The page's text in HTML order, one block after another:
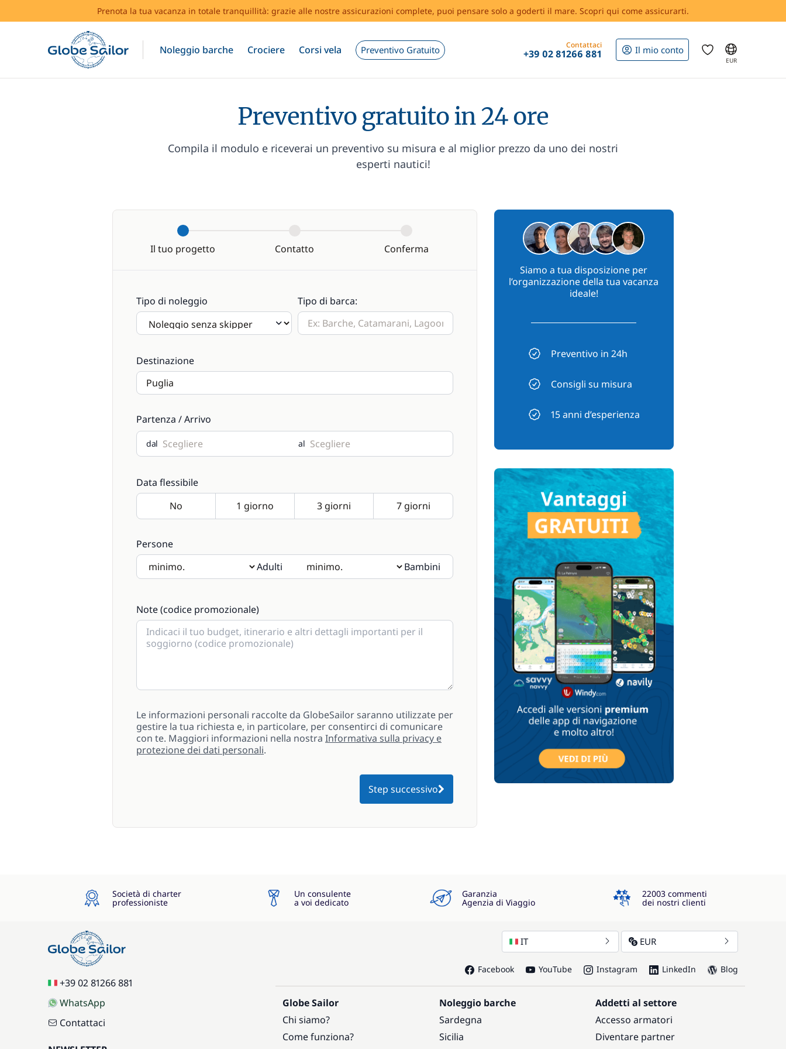
Prenota la tua vacanza in totale tranquillità: grazie alle nostre assicurazioni complete, puoi pensare solo a goderti il mare. Scopri qui come assicurarti.
Noleggio barche Crociere Corsi vela Preventivo Gratuito Contattaci
+39 02 81266 881 Il mio conto
EUR
Preventivo gratuito in 24 ore
Compila il modulo e riceverai un preventivo su misura e al miglior prezzo da uno dei nostri
esperti nautici!
Il tuo progetto Contatto Conferma
Tipo di noleggio Tipo di barca:
Destinazione
Partenza / Arrivo
dal al
Data flessibile
Persone
Adulti
Bambini
Note (codice promozionale)
Le informazioni personali raccolte da GlobeSailor saranno utilizzate per
gestire la tua richiesta e, in particolare, per consentirci di comunicare
con te. Maggiori informazioni nella nostra Informativa sulla privacy e
protezione dei dati personali.
Step successivo
Siamo a tua disposizione per
l’organizzazione della tua vacanza
ideale!
Preventivo in 24h
Consigli su misura
15 anni d’esperienza
Società di charter
professioniste
Un consulente
a voi dedicato
Garanzia
Agenzia di Viaggio
4.3
22003 commenti
dei nostri clienti
+39 02 81266 881
WhatsApp
Contattaci
IT EUR
Facebook YouTube Instagram LinkedIn Blog
Globe Sailor
Chi siamo?
Come funziona?
Noleggio barche
Sardegna
Sicilia
Addetti al settore
Accesso armatori
Diventare partner